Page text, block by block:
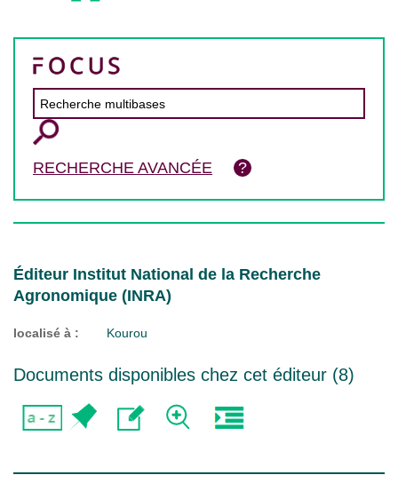
RECHERCHE AVANCÉE
Éditeur Institut National de la Recherche
Agronomique (INRA)
localisé à : Kourou
Documents disponibles chez cet éditeur (8)